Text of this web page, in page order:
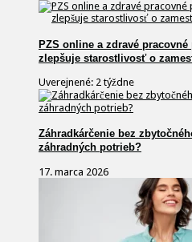
PZS online a zdravé
zlepšuje starostlivosť o
Uverejnené: 2 týždne
Záhradkárčenie bez
záhradných potrieb?
17. marca 2026